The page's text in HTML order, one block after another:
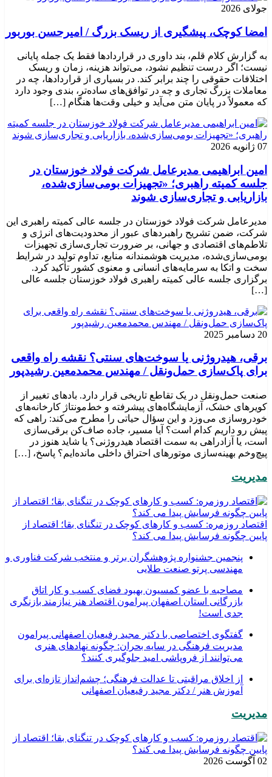
جولای 2026
امضا کوچک، پیشگیری از ریسک بزرگ / امیرحسن بوربور
به گزارش کلام قلم، بند داوری در قراردادها فقط یک جمله پایانی
نیست؛ اگر درست تنظیم نشود، می‌تواند هزینه، زمان و ریسک
اختلافات حقوقی را چند برابر کند. در بسیاری از قراردادها، چه در
معاملات بزرگ تجاری و چه در توافق‌های ساده‌تر، بندی وجود دارد
که معمولاً در پایان متن می‌آید و خیلی وقت‌ها هنگام […]
07 ژانویه 2026
امین ابراهیمی مدیرعامل شرکت فولاد خوزستان در
جلسه کمیته راهبری؛ «تجهیزات بومی‌سازی‌شده،
بازاریابی و تجاری‌سازی شوند
مدیرعامل شرکت فولاد خوزستان در جلسه عالی کمیته راهبری این
شرکت، ضمن تشریح راهبردهای عبور از محدودیت‌های انرژی و
تلاطم‌های اقتصادی و جهانی، بر ضرورت تجاری‌سازی تجهیزات
بومی‌سازی‌شده، مدیریت هوشمندانه منابع، تداوم تولید در شرایط
سخت و اتکا به سرمایه‌های انسانی و معنوی کشور تأکید کرد.
برگزاری جلسه عالی کمیته راهبری فولاد خوزستان جلسه عالی
[…]
20 دسامبر 2025
برقی، هیدروژنی یا سوخت‌های سنتی؟ نقشه راه واقعی
برای پاک‌سازی حمل‌ونقل / مهندس محمدمعین رشیدپور
صنعت حمل‌ونقل در یک تقاطع تاریخی قرار دارد. بادهای تغییر از
کویرهای خشک، آزمایشگاه‌های پیشرفته و خط‌مونتاژ کارخانه‌های
خودروسازی می‌وزد و این سؤال حیاتی را مطرح می‌کند: راهی که
پیش رو داریم کدام است؟ آیا مسیر، جاده صاف‌کن برقی‌سازی
است، یا آزادراهی به سمت اقتصاد هیدروژنی؟ یا شاید هنوز در
پیچ‌وخم بهینه‌سازی موتورهای احتراق داخلی مانده‌ایم؟ پاسخ، […]
مدیریت
اقتصاد روزمره: کسب‌ و کارهای کوچک در تنگنای بقا؛ اقتصاد از
پایین چگونه فرسایش پیدا می کند؟
پنجمین جشنواره پژوهشگران برتر و منتخب شرکت فناوری و
مهندسی پرتو صنعت طلایی
مصاحبه با عضو کمسیون بهبود فضای کسب و کار اتاق
بازرگانی استان اصفهان پیرامون اقتصاد هنر نیازمند بازنگری
جدی است!
گفتگوی اختصاصی با دکتر مجید رفیعیان اصفهانی پیرامون
مدیریت فرهنگی در سایه بحران: چگونه نهادهای هنری
می‌توانند از فروپاشی امید جلوگیری کنند؟
از اخلاق مراقبتی تا عدالت فرهنگی؛ چشم‌انداز تازه‌ای برای
آموزش هنر / دکتر مجید رفیعیان اصفهانی
مدیریت
02 آگوست 2026